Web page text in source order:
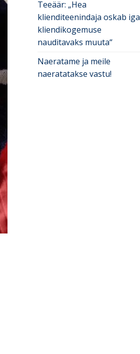
Teeäär: „Hea
klienditeenindaja oskab iga
kliendikogemuse
nauditavaks muuta“
Naeratame ja meile
naeratatakse vastu!